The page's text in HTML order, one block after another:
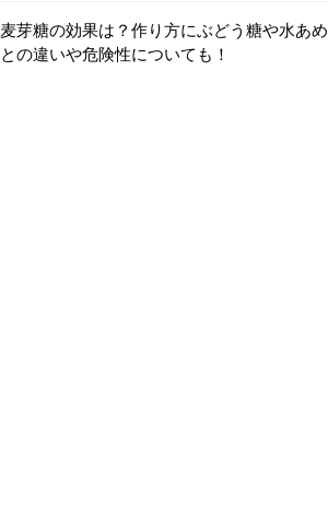
麦芽糖の効果は？作り方にぶどう糖や水あめ
との違いや危険性についても！